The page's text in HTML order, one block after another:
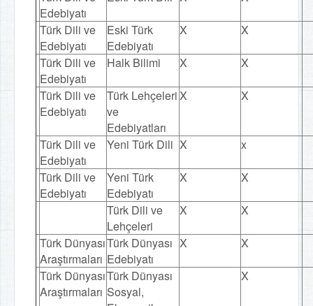
Edebiyatı
Türk Dili ve
Edebiyatı
Eski Türk
Edebiyatı
X X
Türk Dili ve
Edebiyatı
Halk Bilimi X X
Türk Dili ve
Edebiyatı
Türk Lehçeleri
ve
Edebiyatları
X X
Türk Dili ve
Edebiyatı
Yeni Türk Dili X x
Türk Dili ve
Edebiyatı
Yeni Türk
Edebiyatı
X X
Türk Dili ve
Lehçeleri
X X
Türk Dünyası
Araştırmaları
Türk Dünyası
Edebiyatı
X X
Türk Dünyası
Araştırmaları
Türk Dünyası
Sosyal,
X